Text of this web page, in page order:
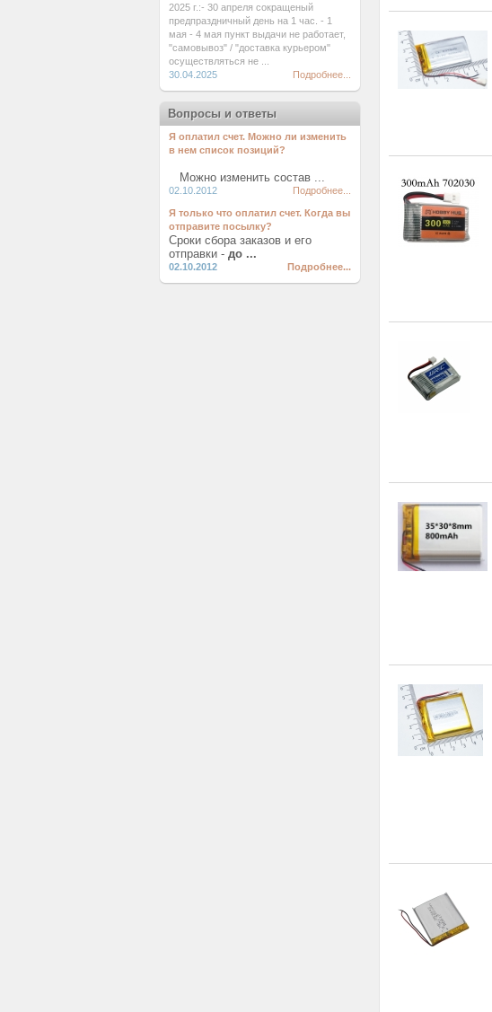
2025 г.:- 30 апреля сокращеный
предпраздничный день на 1 час. - 1
мая - 4 мая пункт выдачи не работает,
"самовывоз" / "доставка курьером"
осуществляться не ...
30.04.2025
Подробнее...
Вопросы и ответы
Я оплатил счет. Можно ли изменить
в нем список позиций?
Можно изменить состав ...
02.10.2012 Подробнее...
Я только что оплатил счет. Когда вы
отправите посылку?
Сроки сбора заказов и его
отправки - до ...
02.10.2012 Подробнее...